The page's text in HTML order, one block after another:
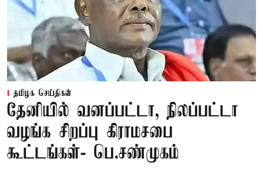
தமிழக செய்திகள்
தேனியில் வனப்பட்டா, நிலப்பட்டா
வழங்க சிறப்பு கிராமசபை
கூட்டங்கள்- பெ.சண்முகம்